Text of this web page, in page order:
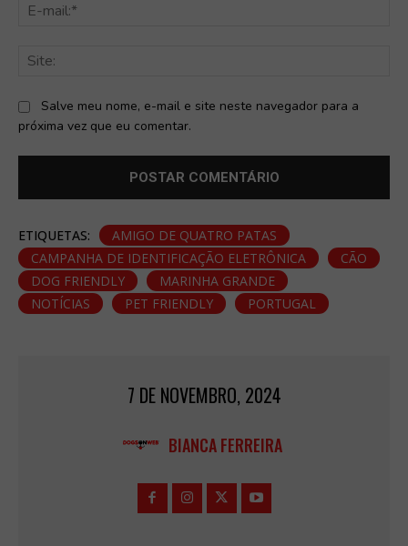
Salve meu nome, e-mail e site neste navegador para a
próxima vez que eu comentar.
ETIQUETAS:
AMIGO DE QUATRO PATAS
CAMPANHA DE IDENTIFICAÇÃO ELETRÔNICA
CÃO
DOG FRIENDLY
MARINHA GRANDE
NOTÍCIAS
PET FRIENDLY PORTUGAL
7 DE NOVEMBRO, 2024
BIANCA FERREIRA